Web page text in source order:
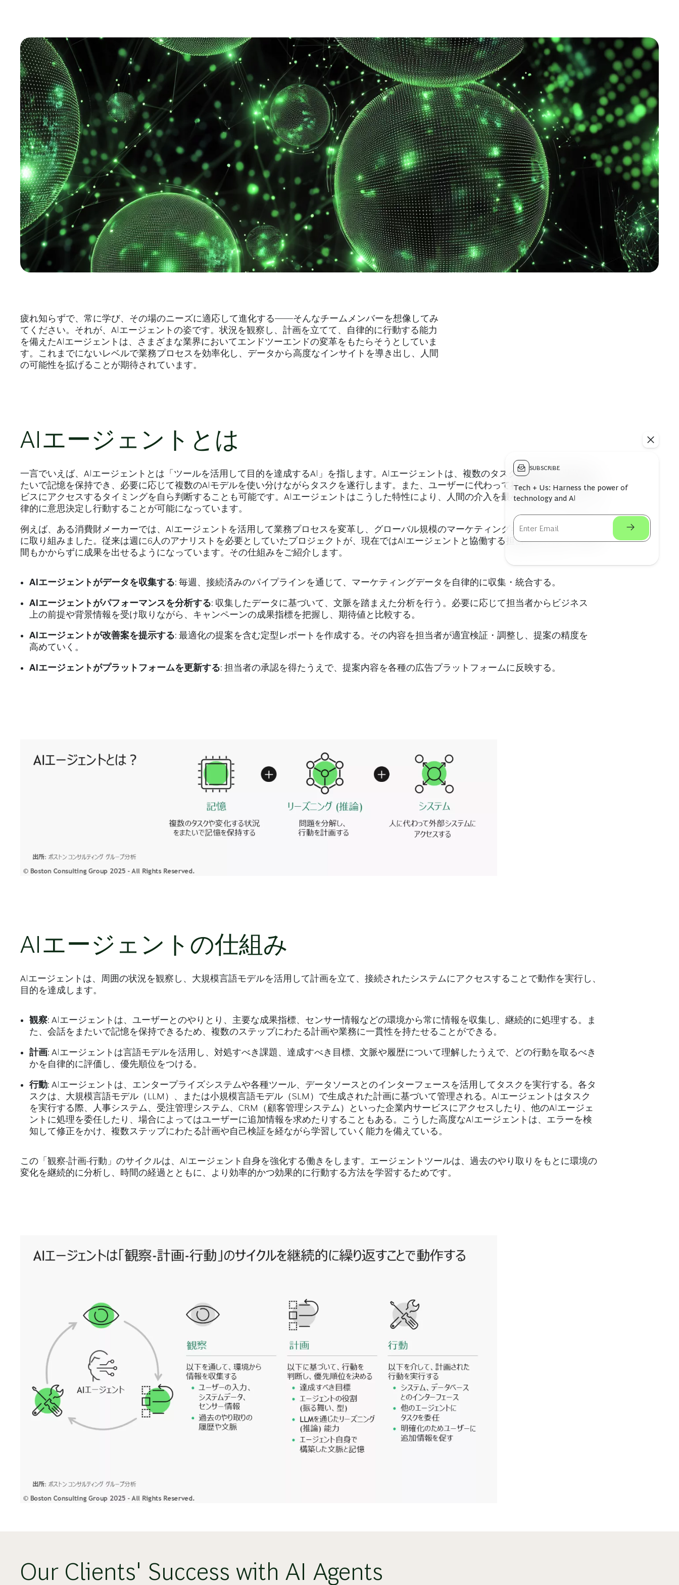
疲れ知らずで、常に学び、その場のニーズに適応して進化する――そんなチームメンバーを想像してみ
てください。それが、AIエージェントの姿です。状況を観察し、計画を立てて、自律的に行動する能力
を備えたAIエージェントは、さまざまな業界においてエンドツーエンドの変革をもたらそうとしていま
す。これまでにないレベルで業務プロセスを効率化し、データから高度なインサイトを導き出し、人間
の可能性を拡げることが期待されています。
SUBSCRIBE
Tech + Us: Harness the power of
technology and AI
AIエージェントとは
一言でいえば、AIエージェントとは「ツールを活用して目的を達成するAI」を指します。AIエージェントは、複数のタスクや変化する状況をま
たいで記憶を保持でき、必要に応じて複数のAIモデルを使い分けながらタスクを遂行します。また、ユーザーに代わって社内外のツールやサー
ビスにアクセスするタイミングを自ら判断することも可能です。AIエージェントはこうした特性により、人間の介入を最小限に抑えた形で、自
律的に意思決定し行動することが可能になっています。
例えば、ある消費財メーカーでは、AIエージェントを活用して業務プロセスを変革し、グローバル規模のマーケティングキャンペーンの最適化
に取り組みました。従来は週に6人のアナリストを必要としていたプロジェクトが、現在ではAIエージェントと協働する担当者1人のみで、1時
間もかからずに成果を出せるようになっています。その仕組みをご紹介します。
AIエージェントがデータを収集する: 毎週、接続済みのパイプラインを通じて、マーケティングデータを自律的に収集・統合する。
AIエージェントがパフォーマンスを分析する: 収集したデータに基づいて、文脈を踏まえた分析を行う。必要に応じて担当者からビジネス
上の前提や背景情報を受け取りながら、キャンペーンの成果指標を把握し、期待値と比較する。
AIエージェントが改善案を提示する: 最適化の提案を含む定型レポートを作成する。その内容を担当者が適宜検証・調整し、提案の精度を
高めていく。
AIエージェントがプラットフォームを更新する: 担当者の承認を得たうえで、提案内容を各種の広告プラットフォームに反映する。
AIエージェントの仕組み
AIエージェントは、周囲の状況を観察し、大規模言語モデルを活用して計画を立て、接続されたシステムにアクセスすることで動作を実行し、
目的を達成します。
観察: AIエージェントは、ユーザーとのやりとり、主要な成果指標、センサー情報などの環境から常に情報を収集し、継続的に処理する。ま
た、会話をまたいで記憶を保持できるため、複数のステップにわたる計画や業務に一貫性を持たせることができる。
計画: AIエージェントは言語モデルを活用し、対処すべき課題、達成すべき目標、文脈や履歴について理解したうえで、どの行動を取るべき
かを自律的に評価し、優先順位をつける。
行動: AIエージェントは、エンタープライズシステムや各種ツール、データソースとのインターフェースを活用してタスクを実行する。各タ
スクは、大規模言語モデル（LLM）、または小規模言語モデル（SLM）で生成された計画に基づいて管理される。AIエージェントはタスク
を実行する際、人事システム、受注管理システム、CRM（顧客管理システム）といった企業内サービスにアクセスしたり、他のAIエージェ
ントに処理を委任したり、場合によってはユーザーに追加情報を求めたりすることもある。こうした高度なAIエージェントは、エラーを検
知して修正をかけ、複数ステップにわたる計画や自己検証を経ながら学習していく能力を備えている。
この「観察-計画-行動」のサイクルは、AIエージェント自身を強化する働きをします。エージェントツールは、過去のやり取りをもとに環境の
変化を継続的に分析し、時間の経過とともに、より効率的かつ効果的に行動する方法を学習するためです。
Our Clients' Success with AI Agents